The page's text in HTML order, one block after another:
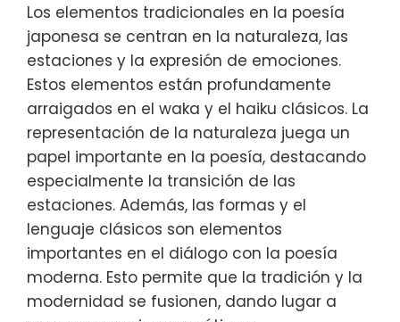
Los elementos tradicionales en la poesía
japonesa se centran en la naturaleza, las
estaciones y la expresión de emociones.
Estos elementos están profundamente
arraigados en el waka y el haiku clásicos. La
representación de la naturaleza juega un
papel importante en la poesía, destacando
especialmente la transición de las
estaciones. Además, las formas y el
lenguaje clásicos son elementos
importantes en el diálogo con la poesía
moderna. Esto permite que la tradición y la
modernidad se fusionen, dando lugar a